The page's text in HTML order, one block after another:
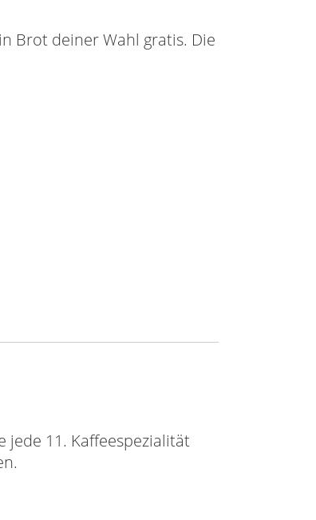
Brot deiner Wahl gratis. Die
jede 11. Kaffeespezialität